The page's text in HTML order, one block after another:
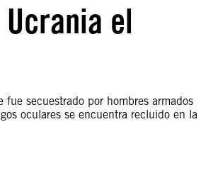
el
secuestrado por hombres armados
oculares se encuentra recluido en la